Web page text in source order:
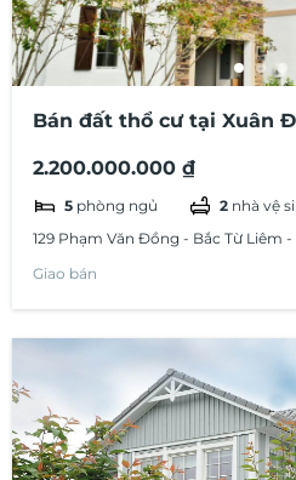
Bán đất thổ cư tại Xuân
2.200.000.000 ₫
5 phòng ngủ 2 nhà vệ
129 Phạm Văn Đồng - Bắc Từ Liêm
Giao bán